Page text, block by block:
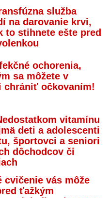
služba
na darovanie krvi,
to stihnete ešte pred
ochorenia,
sa môžete v
chrániť očkovaním!
vitamínu
deti a adolescenti
športovci a seniori
dôchodcov či
cvičenie vás môže
ťažkým